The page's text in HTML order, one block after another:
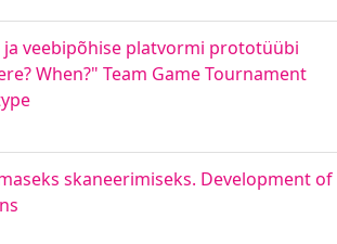
veebipõhise platvormi prototüübi
When?" Team Game Tournament
skaneerimiseks. Development of